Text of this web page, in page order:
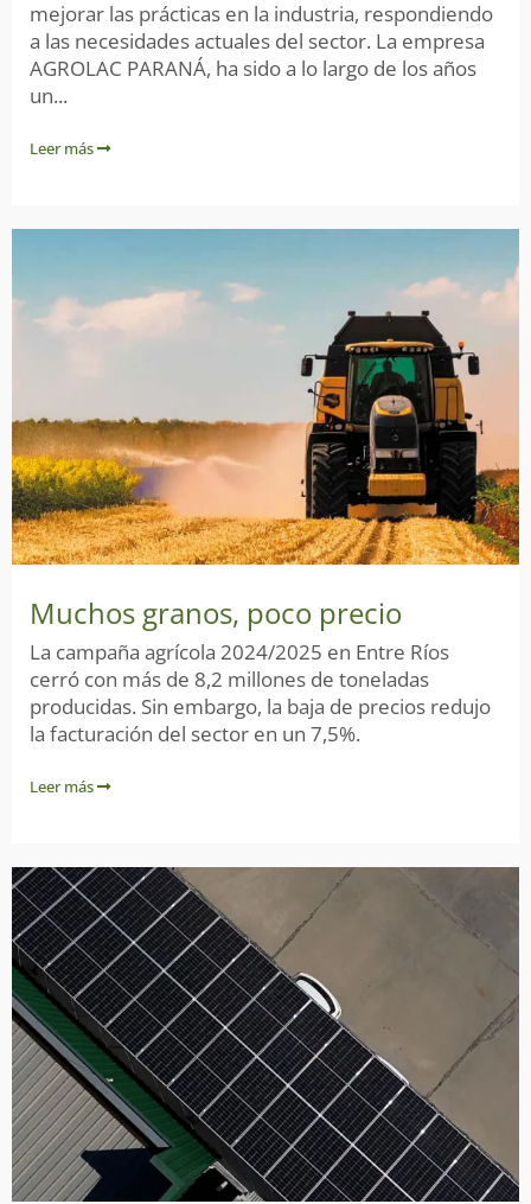
mejorar las prácticas en la industria, respondiendo
a las necesidades actuales del sector. La empresa
AGROLAC PARANÁ, ha sido a lo largo de los años
un...
Leer más
Muchos granos, poco precio
La campaña agrícola 2024/2025 en Entre Ríos
cerró con más de 8,2 millones de toneladas
producidas. Sin embargo, la baja de precios redujo
la facturación del sector en un 7,5%.
Leer más